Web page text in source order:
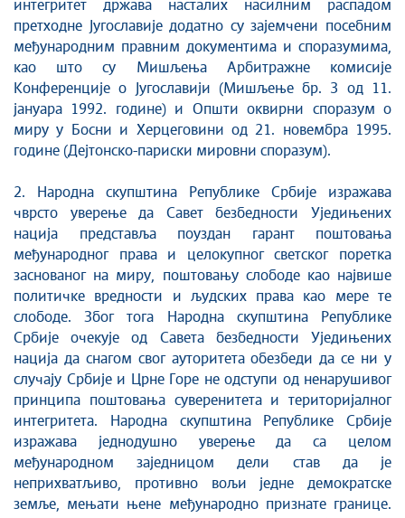
интегритет држава насталих насилним распадом
претходне Југославије додатно су зајемчени посебним
међународним правним документима и споразумима,
као што су Мишљења Арбитражне комисије
Конференције о Југославији (Мишљење бр. 3 од 11.
јануара 1992. године) и Општи оквирни споразум о
миру у Босни и Херцеговини од 21. новембра 1995.
године (Дејтонско-париски мировни споразум).
2. Народна скупштина Републике Србије изражава
чврсто уверење да Савет безбедности Уједињених
нација представља поуздан гарант поштовања
међународног права и целокупног светског поретка
заснованог на миру, поштовању слободе као највише
политичке вредности и људских права као мере те
слободе. Због тога Народна скупштина Републике
Србије очекује од Савета безбедности Уједињених
нација да снагом свог ауторитета обезбеди да се ни у
случају Србије и Црне Горе не одступи од ненарушивог
принципа поштовања суверенитета и територијалног
интегритета. Народна скупштина Републике Србије
изражава једнодушно уверење да са целом
међународном заједницом дели став да је
неприхватљиво, противно вољи једне демократске
земље, мењати њене међународно признате границе.